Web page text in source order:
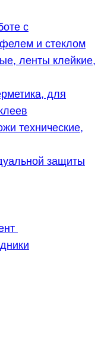
с
и стеклом
ленты клейкие,
для
технические,
защиты